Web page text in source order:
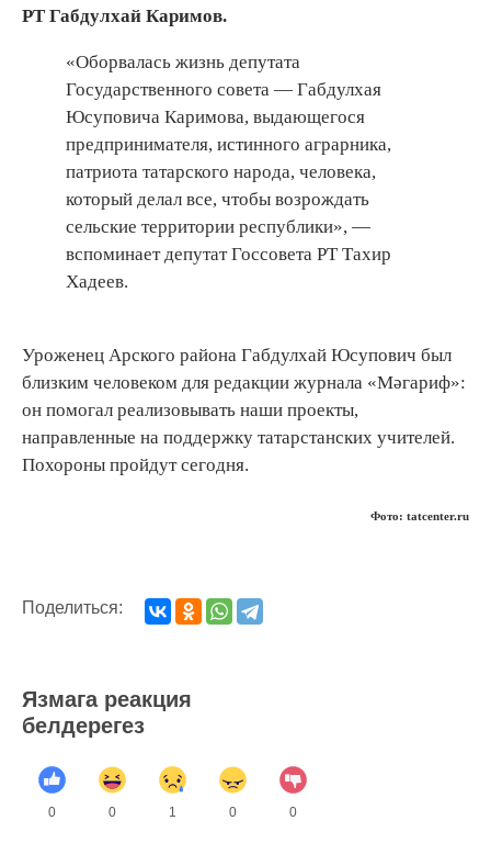
РТ Габдулхай Каримов.
«Оборвалась жизнь депутата
Государственного совета — Габдулхая
Юсуповича Каримова, выдающегося
предпринимателя, истинного аграрника,
патриота татарского народа, человека,
который делал все, чтобы возрождать
сельские территории республики», —
вспоминает депутат Госсовета РТ Тахир
Хадеев.
Уроженец Арского района Габдулхай Юсупович был
близким человеком для редакции журнала «Мәгариф»:
он помогал реализовывать наши проекты,
направленные на поддержку татарстанских учителей.
Похороны пройдут сегодня.
Фото: tatcenter.ru
Поделиться:
Язмага реакция
белдерегез
0 0 1 0 0